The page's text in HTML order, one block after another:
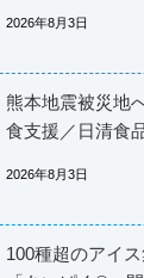
2026年8月3日
熊本地震被災地
食支援／日清食
2026年8月3日
100種超のアイス